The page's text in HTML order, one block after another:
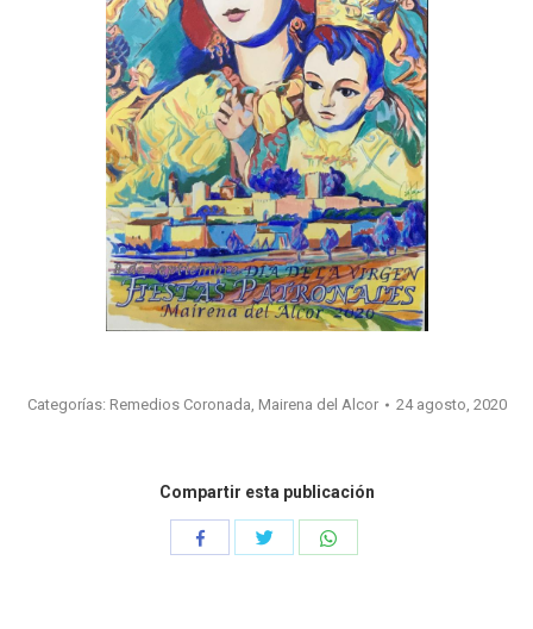
Categorías: Remedios Coronada, Mairena del Alcor 24 agosto, 2020
Compartir esta publicación
CompartirCompartir